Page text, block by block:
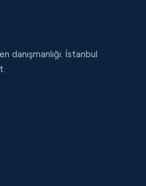
danışmanlığı. İstanbul